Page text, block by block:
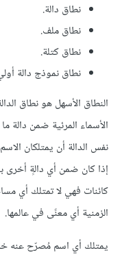
نطاق دالة.
نطاق ملف.
نطاق كتلة.
نطاق نموذج دالة
الأسماء المرئية ضمن دالة
نفس الدالة أن يمتلكان
إذا كان ضمن أي دالةٍ أخرى
كائنات فهي لا تمتلك أي
الزمنية أي معنًى في عالمها.
يمتلك أي اسم مُصرّح عنه